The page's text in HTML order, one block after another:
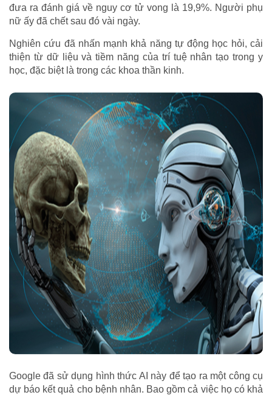
đưa ra đánh giá về nguy cơ tử vong là 19,9%. Người phụ
nữ ấy đã chết sau đó vài ngày.
Nghiên cứu đã nhấn mạnh khả năng tự động học hỏi, cải
thiện từ dữ liệu và tiềm năng của trí tuệ nhân tạo trong y
học, đặc biệt là trong các khoa thần kinh.
Google đã sử dụng hình thức AI này để tạo ra một công cụ
dự báo kết quả cho bệnh nhân. Bao gồm cả việc họ có khả